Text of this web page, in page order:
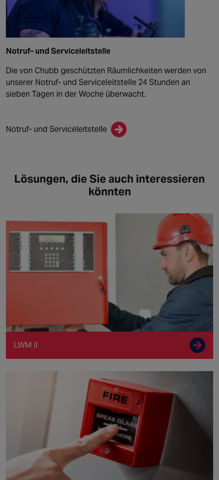
Notruf- und Serviceleitstelle
Die von Chubb geschützten Räumlichkeiten werden von
unserer Notruf- und Serviceleitstelle 24 Stunden an
sieben Tagen in der Woche überwacht.
Notruf- und Serviceleitstelle
Lösungen, die Sie auch interessieren
könnten
LWM II